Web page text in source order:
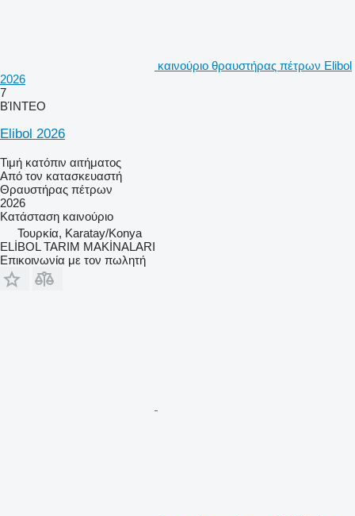
καινούριο θραυστήρας πέτρων Elibol
2026
7
ΒΊΝΤΕΟ
Elibol 2026
Τιμή κατόπιν αιτήματος
Από τον κατασκευαστή
Θραυστήρας πέτρων
2026
Κατάσταση καινούριο
Τουρκία, Karatay/Konya
ELİBOL TARIM MAKİNALARI
Επικοινωνία με τον πωλητή